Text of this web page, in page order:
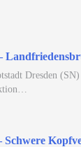
Dresden
Schwere